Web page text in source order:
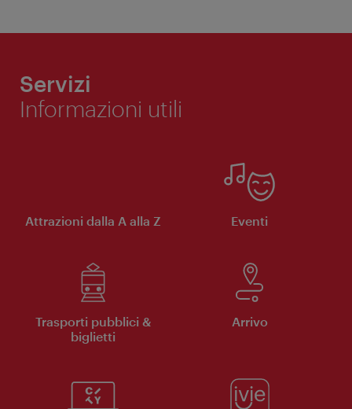
Servizi
Informazioni utili
Attrazioni dalla A alla Z Eventi
Trasporti pubblici &
biglietti
Arrivo